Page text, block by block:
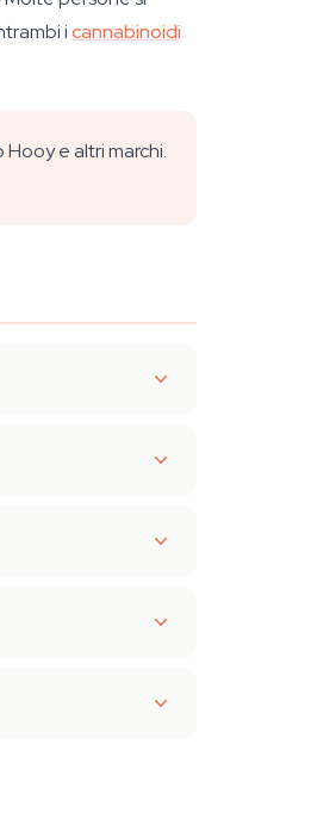
icannabinoidi
e altri marchi.